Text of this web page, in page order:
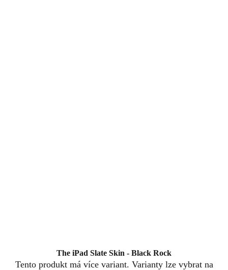
The iPad Slate Skin - Black Rock
Tento produkt má více variant. Varianty lze vybrat na